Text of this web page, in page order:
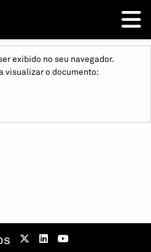
exibido no seu navegador.
visualizar o documento: